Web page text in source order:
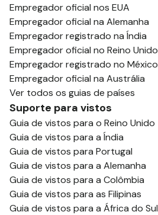
Empregador oficial nos EUA
Empregador oficial na Alemanha
Empregador registrado na Índia
Empregador oficial no Reino Unido
Empregador registrado no México
Empregador oficial na Austrália
Ver todos os guias de países
Suporte para vistos
Guia de vistos para o Reino Unido
Guia de vistos para a Índia
Guia de vistos para Portugal
Guia de vistos para a Alemanha
Guia de vistos para a Colômbia
Guia de vistos para as Filipinas
Guia de vistos para a África do Sul